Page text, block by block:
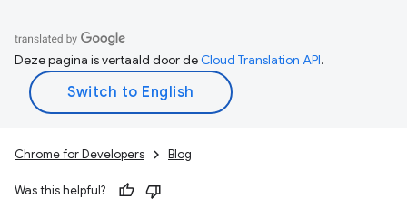
Deze pagina is vertaald door deCloud Translation API.
Chrome for Developers Blog
Was this helpful?